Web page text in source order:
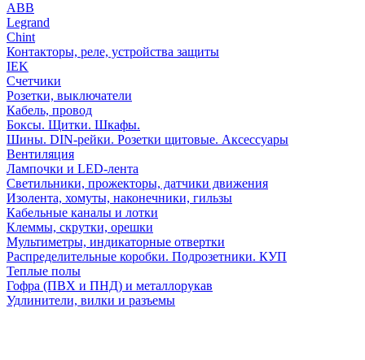
АВВ
Legrand
Chint
Контакторы, реле, устройства защиты
IEK
Счетчики
Розетки, выключатели
Кабель, провод
Боксы. Щитки. Шкафы.
Шины. DIN-рейки. Розетки щитовые. Аксессуары
Вентиляция
Лампочки и LED-лента
Светильники, прожекторы, датчики движения
Изолента, хомуты, наконечники, гильзы
Кабельные каналы и лотки
Клеммы, скрутки, орешки
Мультиметры, индикаторные отвертки
Распределительные коробки. Подрозетники. КУП
Теплые полы
Гофра (ПВХ и ПНД) и металлорукав
Удлинители, вилки и разъемы